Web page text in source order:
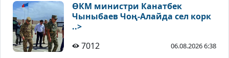
ӨКМ министри Канатбек
Чыныбаев Чоң-Алайда сел корк
..>
7012
06.08.2026 6:38